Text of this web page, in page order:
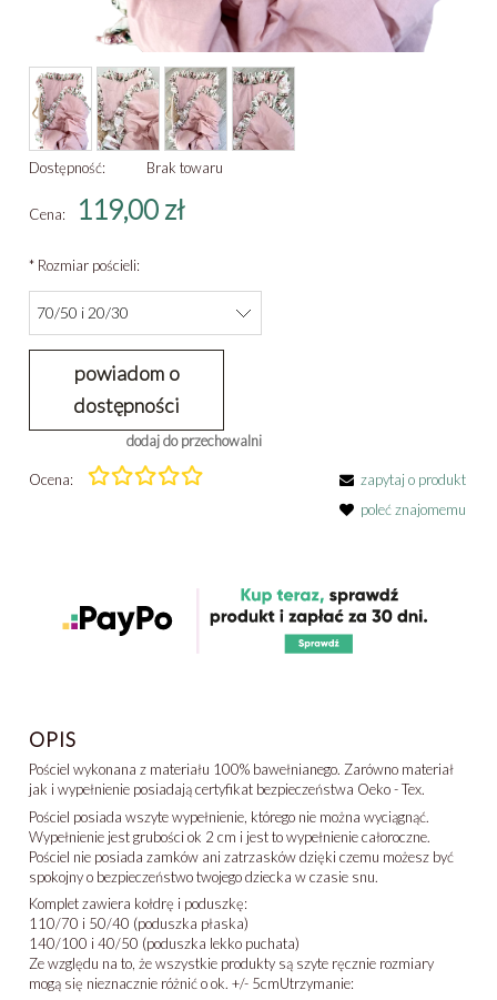
Dostępność: Brak towaru
Cena: 119,00 zł
* Rozmiar pościeli:
powiadom o
dostępności
dodaj do przechowalni
Ocena:
zapytaj o produkt
poleć znajomemu
OPIS
Pościel wykonana z materiału 100% bawełnianego. Zarówno materiał
jak i wypełnienie posiadają certyfikat bezpieczeństwa Oeko - Tex.
Pościel posiada wszyte wypełnienie, którego nie można wyciągnąć.
Wypełnienie jest grubości ok 2 cm i jest to wypełnienie całoroczne.
Pościel nie posiada zamków ani zatrzasków dzięki czemu możesz być
spokojny o bezpieczeństwo twojego dziecka w czasie snu.
Komplet zawiera kołdrę i poduszkę:
110/70 i 50/40 (poduszka płaska)
140/100 i 40/50 (poduszka lekko puchata)
Ze względu na to, że wszystkie produkty są szyte ręcznie rozmiary
mogą się nieznacznie różnić o ok. +/- 5cmUtrzymanie: